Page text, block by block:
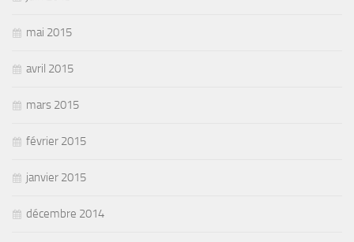
mai 2015
avril 2015
mars 2015
février 2015
janvier 2015
décembre 2014